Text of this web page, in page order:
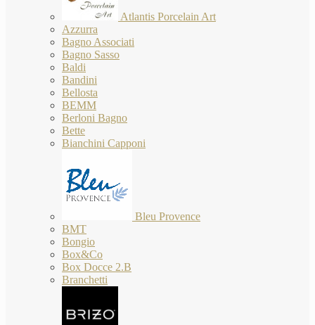
Atlantis Porcelain Art
Azzurra
Bagno Associati
Bagno Sasso
Baldi
Bandini
Bellosta
BEMM
Berloni Bagno
Bette
Bianchini Capponi
Bleu Provence
BMT
Bongio
Box&Co
Box Docce 2.B
Branchetti